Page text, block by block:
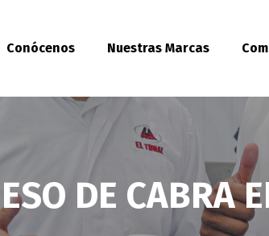
Conócenos Nuestras Marcas
DE CABRA